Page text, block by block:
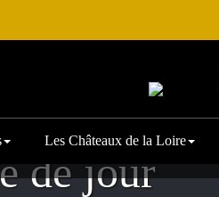
Les Châteaux de la Loire
de jour